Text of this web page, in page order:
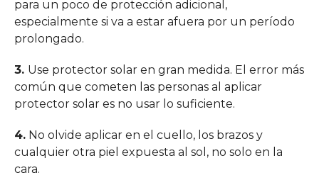
para un poco de protección adicional,
especialmente si va a estar afuera por un período
prolongado.
3. Use protector solar en gran medida. El error más
común que cometen las personas al aplicar
protector solar es no usar lo suficiente.
4.No olvide aplicar en el cuello, los brazos y
cualquier otra piel expuesta al sol, no solo en la
cara.